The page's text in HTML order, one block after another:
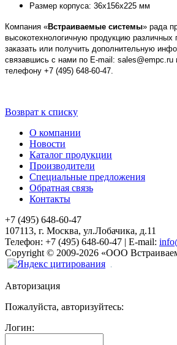
Размер корпуса: 36x156x225 мм
Компания «Встраиваемые системы» рада
высокотехнологичную продукцию различных
заказать или получить дополнительную
связавшись с нами по E-mail: sales@empc.ru
телефону +7 (495) 648-60-47.
Возврат к списку
О компании
Новости
Каталог продукции
Производители
Специальные предложения
Обратная связь
Контакты
+7 (495) 648-60-47
107113, г. Москва, ул.Лобачика, д.11
Телефон: +7 (495) 648-60-47 | E-mail:
Copyright © 2009-2026 «ООО
Авторизация
Пожалуйста, авторизуйтесь:
Логин: